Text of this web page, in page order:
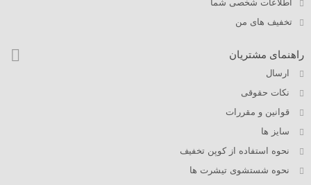
اطلاعات شخصی شما
تخفیف های من
راهنمای مشتریان
ارسال
نکات حقوقی
قوانین و مقررات
سایز ها
نحوه استفاده از کوپن تخفیف
نحوه شستشوی تیشرت ها